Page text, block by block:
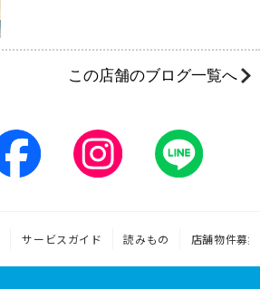
この店舗のブログ一覧へ
サービスガイド 読みもの 店舗物件募集